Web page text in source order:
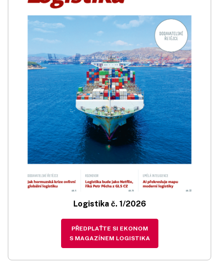
Logistika č. 1/2026
PŘEDPLAŤTE SI EKONOM
S MAGAZÍNEM LOGISTIKA